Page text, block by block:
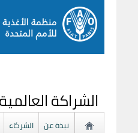
الشراكة
نبذة عن الشركاء